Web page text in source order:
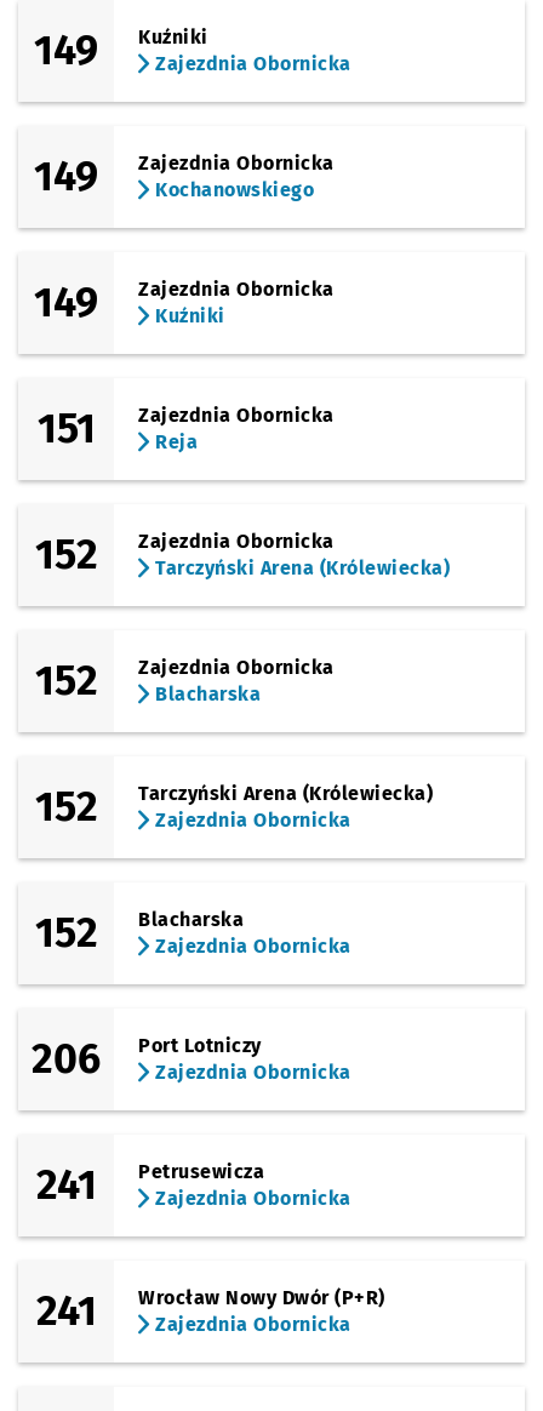
149
Kuźniki
Zajezdnia Obornicka
149
Zajezdnia Obornicka
Kochanowskiego
149
Zajezdnia Obornicka
Kuźniki
151
Zajezdnia Obornicka
Reja
152
Zajezdnia Obornicka
Tarczyński Arena (Królewiecka)
152
Zajezdnia Obornicka
Blacharska
152
Tarczyński Arena (Królewiecka)
Zajezdnia Obornicka
152
Blacharska
Zajezdnia Obornicka
206
Port Lotniczy
Zajezdnia Obornicka
241
Petrusewicza
Zajezdnia Obornicka
241
Wrocław Nowy Dwór (P+R)
Zajezdnia Obornicka